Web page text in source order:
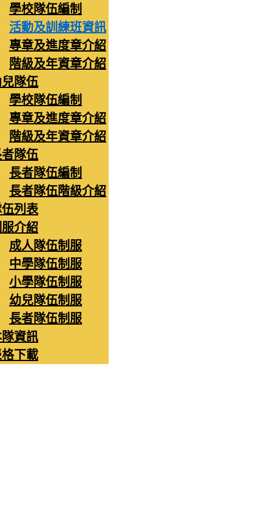
學校隊伍編制
活動及訓練班資訊
專章及進度章介紹
階級及年資章介紹
隊伍
學校隊伍編制
專章及進度章介紹
階級及年資章介紹
隊伍
長者隊伍編制
長者隊伍階級介紹
伍列表
介紹
成人隊伍制服
中學隊伍制服
小學隊伍制服
幼兒隊伍制服
長者隊伍制服
資訊
下載